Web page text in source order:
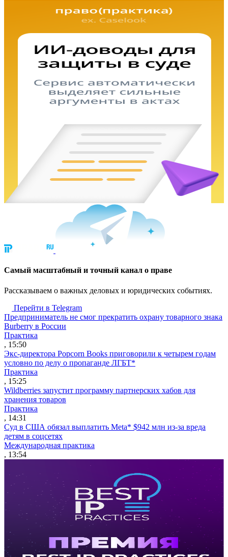
Cамый масштабный и точный канал о праве
Рассказываем о важных деловых и юридических событиях.
Перейти в Telegram
Предприниматель не смог прекратить охрану товарного знака
Burberry в России
Практика
, 15:50
Экс-директора Popcorn Books приговорили к четырем годам
условно по делу о пропаганде ЛГБТ*
Практика
, 15:25
Wildberries запустит программу партнерских хабов для
хранения товаров
Практика
, 14:31
Суд в США обязал выплатить Meta* $942 млн из-за вреда
детям в соцсетях
Международная практика
, 13:54